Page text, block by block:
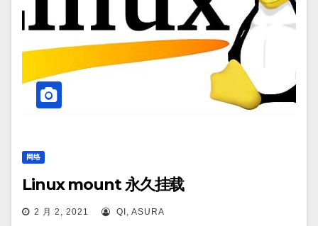
网络
Linux mount 永久挂载
2 月 2, 2021 QI, ASURA